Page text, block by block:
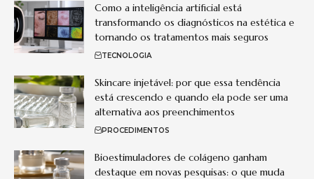
Como a inteligência artificial está
transformando os diagnósticos na estética e
tornando os tratamentos mais seguros
TECNOLOGIA
Skincare injetável: por que essa tendência
está crescendo e quando ela pode ser uma
alternativa aos preenchimentos
PROCEDIMENTOS
Bioestimuladores de colágeno ganham
destaque em novas pesquisas: o que muda